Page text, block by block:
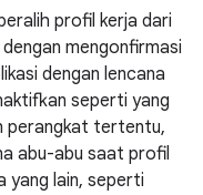
profil kerja dari
mengonfirmasi
dengan lencana
seperti yang
perangkat tertentu,
abu-abu saat profil
yang lain, seperti